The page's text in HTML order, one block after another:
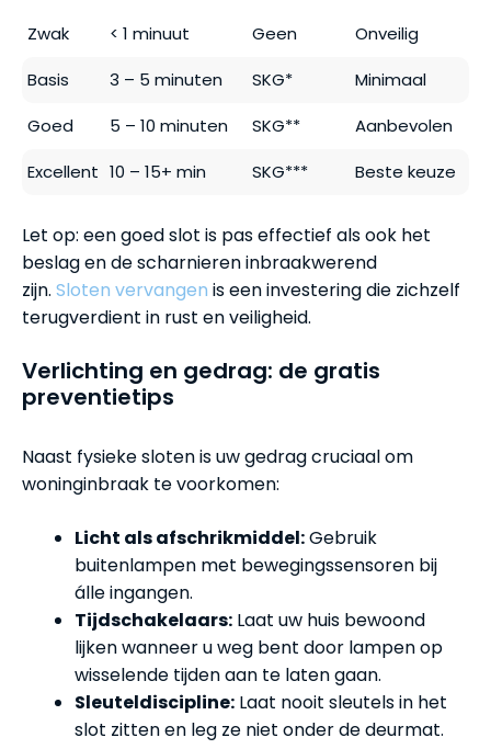
Zwak < 1 minuut Geen
Onveilig
Basis
3 – 5 minuten SKG*
Minimaal
Goed
5 – 10 minuten SKG**
Aanbevolen
Excellent 10 – 15+ min SKG*** Beste keuze
Let op: een goed slot is pas effectief als ook het
beslag en de scharnieren inbraakwerend
zijn. Sloten vervangen is een investering die zichzelf
terugverdient in rust en veiligheid.
Verlichting en gedrag: de gratis
preventietips
Naast fysieke sloten is uw gedrag cruciaal om
woninginbraak te voorkomen:
Licht als afschrikmiddel:Gebruik
buitenlampen met bewegingssensoren bij
álle ingangen.
Tijdschakelaars: Laat uw huis bewoond
lijken wanneer u weg bent door lampen op
wisselende tijden aan te laten gaan.
Sleuteldiscipline: Laat nooit sleutels in het
slot zitten en leg ze niet onder de deurmat.